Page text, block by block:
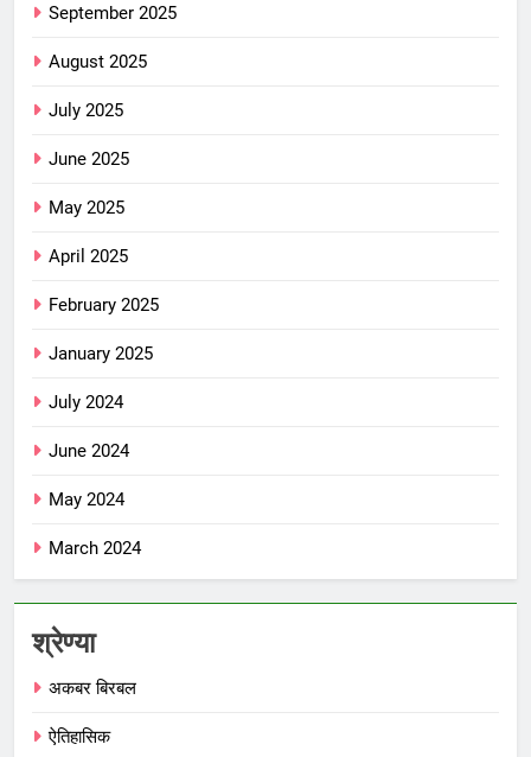
September 2025
August 2025
July 2025
June 2025
May 2025
April 2025
February 2025
January 2025
July 2024
June 2024
May 2024
March 2024
श्रेण्या
अकबर बिरबल
ऐतिहासिक